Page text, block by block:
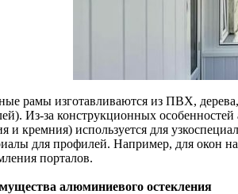
рамы изготавливаются из ПВХ,
Из-за конструкционных
и кремния) используется для
для профилей. Например, для окон
порталов.
алюминиевого остекления